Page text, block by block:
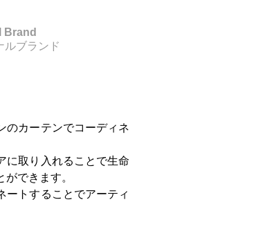
Brand
ルブランド
のカーテンでコーディネ
に取り入れることで生命
できます。
ートすることでアーティ